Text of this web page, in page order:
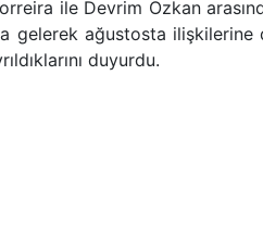
ile Devrim Özkan
gelerek ağustosta ilişkilerine
duyurdu.